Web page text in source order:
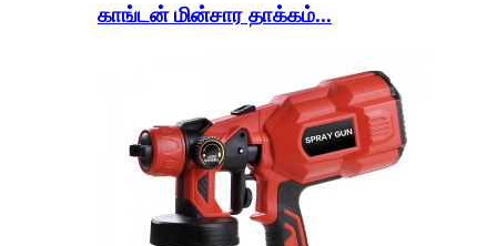
காங்டன் மின்சார தாக்கம்...